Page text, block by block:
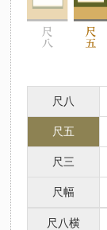
尺八
尺五
尺三
尺幅
尺八横